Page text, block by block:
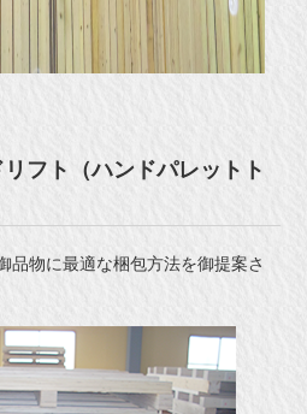
フト（ハンドパレットト
品物に最適な梱包方法を御提案さ